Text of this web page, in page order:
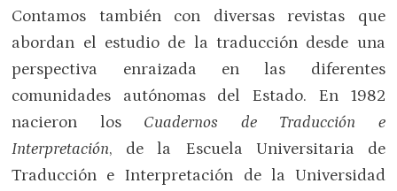
Contamos también con diversas revistas que
abordan el estudio de la traducción desde una
perspectiva enraizada en las diferentes
comunidades autónomas del Estado. En 1982
nacieron los Cuadernos de Traducción e
Interpretación, de la Escuela Universitaria de
Traducción e Interpretación de la Universidad